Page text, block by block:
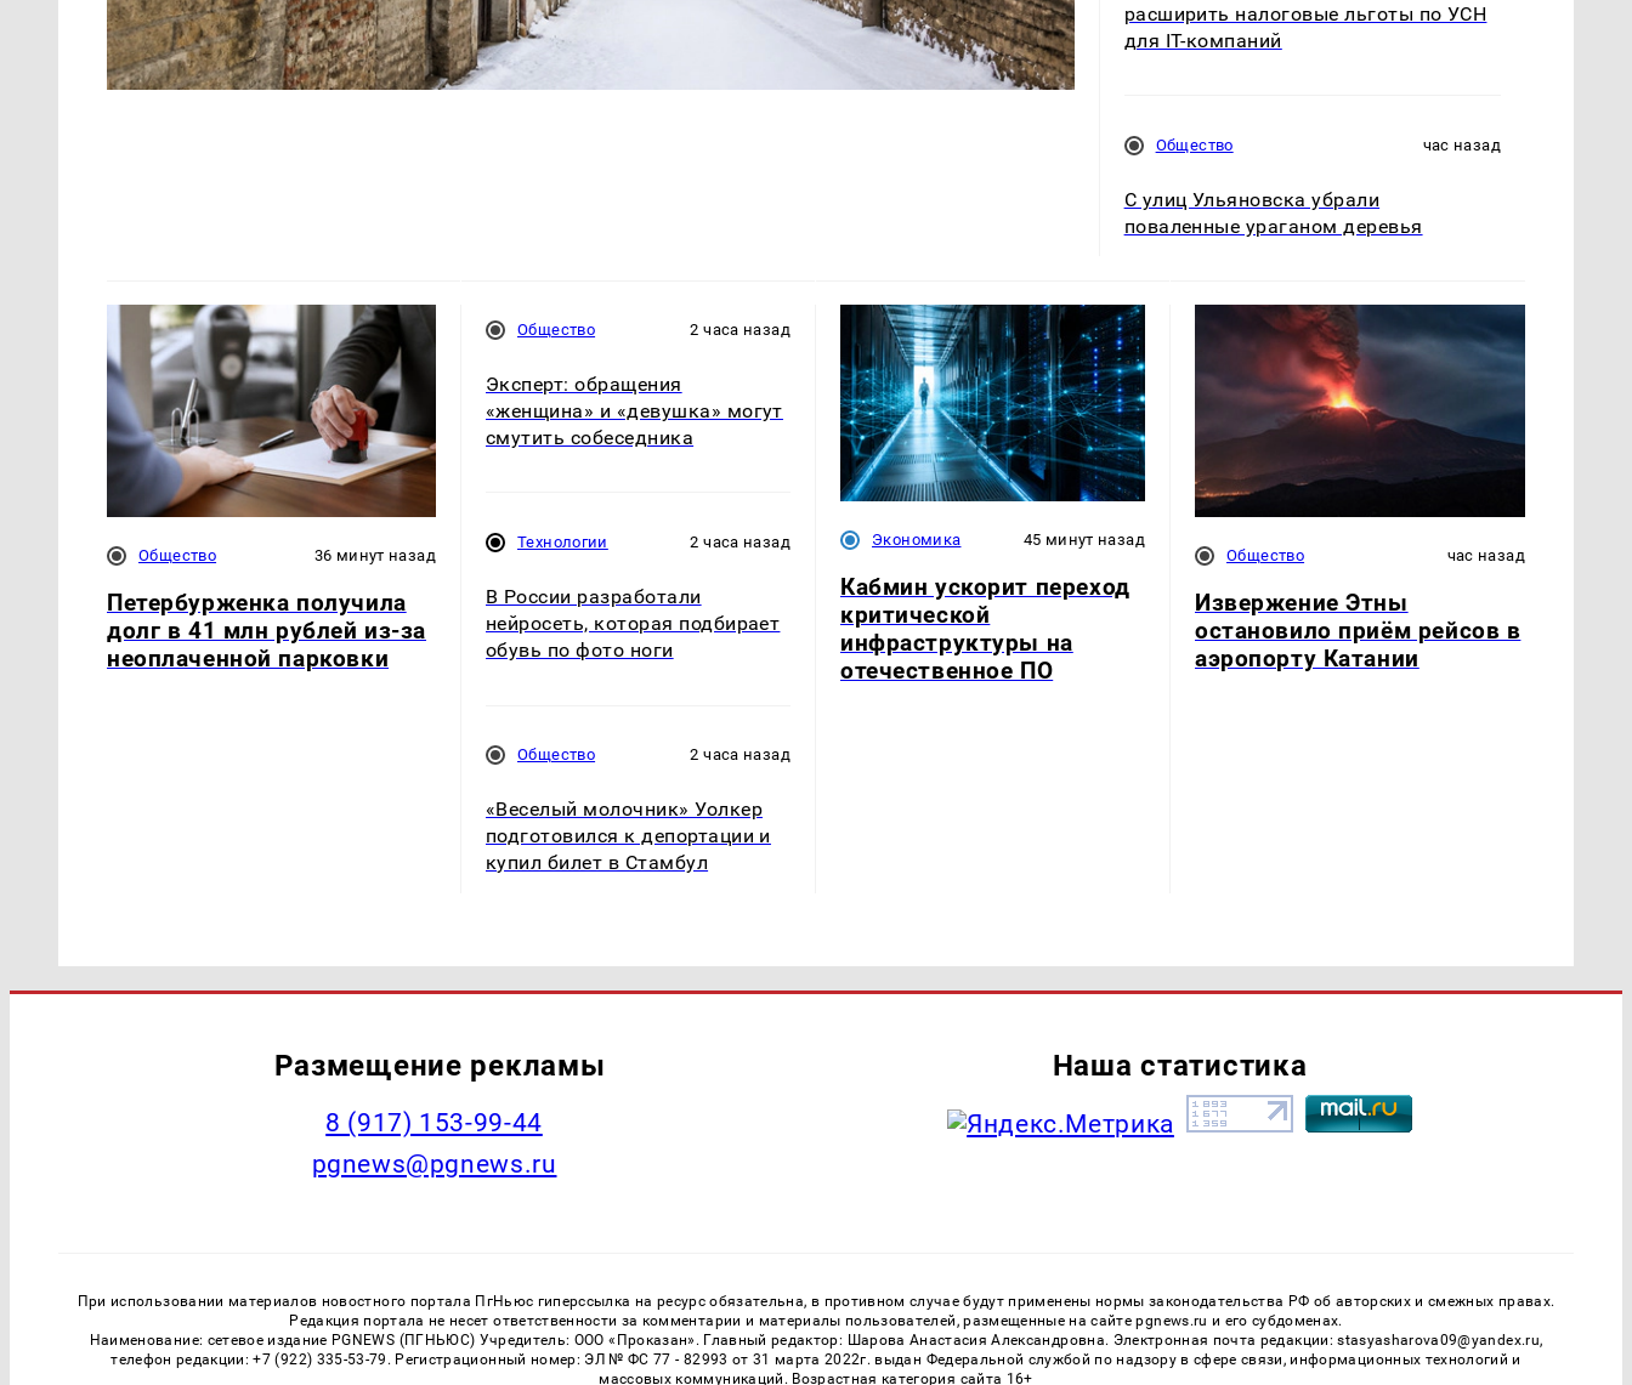
расширить налоговые льготы по УСН
для IT-компаний
Общество час назад
С улиц Ульяновска убрали
поваленные ураганом деревья
Общество 36 минут назад
Петербурженка получила
долг в 41 млн рублей из-за
неоплаченной парковки
Общество 2 часа назад
Эксперт: обращения
«женщина» и «девушка» могут
смутить собеседника
Технологии 2 часа назад
В России разработали
нейросеть, которая подбирает
обувь по фото ноги
Общество 2 часа назад
«Веселый молочник» Уолкер
подготовился к депортации и
купил билет в Стамбул
Экономика 45 минут назад
Кабмин ускорит переход
критической
инфраструктуры на
отечественное ПО
Общество час назад
Извержение Этны
остановило приём рейсов в
аэропорту Катании
Размещение рекламы
‭8 (917) 153-99-44
pgnews@pgnews.ru
Наша статистика
При использовании материалов новостного портала ПгНьюс гиперссылка на ресурс обязательна, в противном случае будут применены нормы законодательства РФ об авторских и смежных правах.
Редакция портала не несет ответственности за комментарии и материалы пользователей, размещенные на сайте pgnews.ru и его субдоменах.
Наименование: сетевое издание PGNEWS (ПГНЬЮС) Учредитель: ООО «Проказан». Главный редактор: Шарова Анастасия Александровна. Электронная почта редакции: stasyasharova09@yandex.ru,
телефон редакции: +7 (922) 335-53-79. Регистрационный номер: ЭЛ № ФС 77 - 82993 от 31 марта 2022г. выдан Федеральной службой по надзору в сфере связи, информационных технологий и
массовых коммуникаций. Возрастная категория сайта 16+